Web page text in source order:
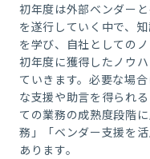
初年度は外部ベンダーと
を遂行していく中で、
を学び、自社としての
初年度に獲得したノウ
ていきます。必要な場
な支援や助言を得られ
ての業務の成熟度段階
務」「ベンダー支援を
あります。